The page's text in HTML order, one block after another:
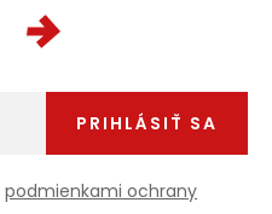
podmienkami ochrany
PRIHLÁSIŤ SA